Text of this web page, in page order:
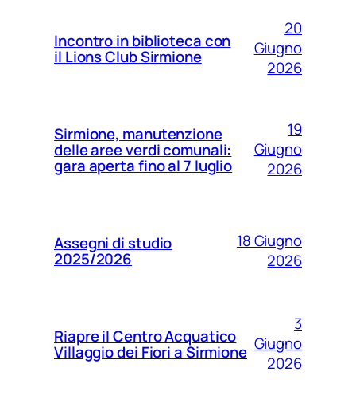
Incontro in biblioteca con
il Lions Club Sirmione
20
Giugno
2026
Sirmione, manutenzione
delle aree verdi comunali:
gara aperta fino al 7 luglio
19
Giugno
2026
Assegni di studio
2025/2026
18 Giugno
2026
Riapre il Centro Acquatico
Villaggio dei Fiori a Sirmione
3
Giugno
2026